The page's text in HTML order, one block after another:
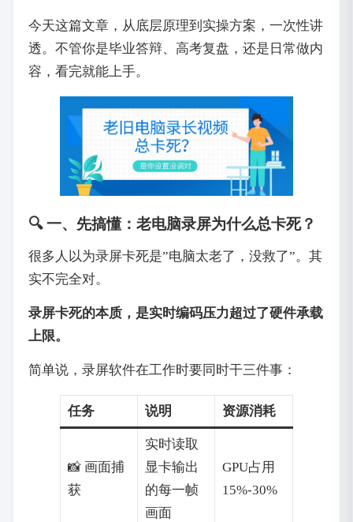
今天这篇文章，从底层原理到实操方案，一次性讲
透。不管你是毕业答辩、高考复盘，还是日常做内
容，看完就能上手。
🔍 一、先搞懂：老电脑录屏为什么总卡死？
很多人以为录屏卡死是”电脑太老了，没救了”。其
实不完全对。
录屏卡死的本质，是实时编码压力超过了硬件承载
上限。
简单说，录屏软件在工作时要同时干三件事：
任务 说明 资源消耗
📸 画面捕
获
实时读取
显卡输出
的每一帧
画面
GPU占用
15%-30%